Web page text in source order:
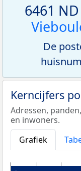
6461
De
Kerncijfers
Adressen,
en inwoners.
Grafiek